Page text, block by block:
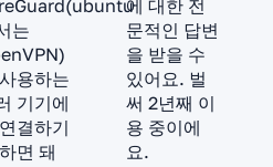
는
용하는
기기에
결하기
면 돼
에 대한 전
문적인 답변
을 받을 수
있어요. 벌
써 2년째 이
용 중이에
요.